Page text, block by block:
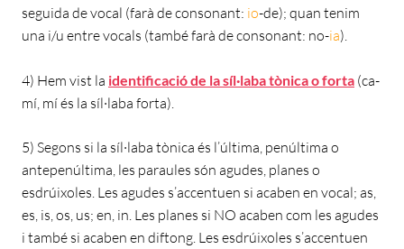
seguida de vocal (farà de consonant: io-de); quan tenim
una i/u entre vocals (també farà de consonant: no-ia).
4) Hem vist la identificació de la síl·laba tònica o forta (ca-
mí, mí és la síl·laba forta).
5) Segons si la síl·laba tònica és l’última, penúltima o
antepenúltima, les paraules són agudes, planes o
esdrúixoles. Les agudes s’accentuen si acaben en vocal; as,
es, is, os, us; en, in. Les planes si NO acaben com les agudes
i també si acaben en diftong. Les esdrúixoles s’accentuen